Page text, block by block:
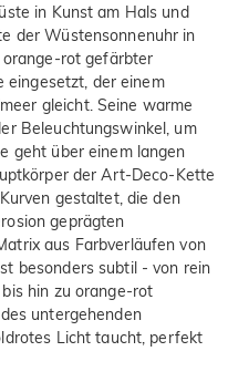
in Kunst am Hals und
der Wüstensonnenuhr in
rot gefärbter
der einem
gleicht. Seine warme
Beleuchtungswinkel, um
geht über einem langen
der Art-Deco-Kette
gestaltet, die den
geprägten
aus Farbverläufen von
besonders subtil - von rein
hin zu orange-rot
untergehenden
Licht taucht, perfekt